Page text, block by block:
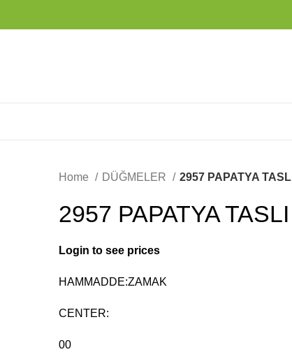
Home DÜĞMELER 2957 PAPATYA TASLI
2957 PAPATYA TASLI
Login to see prices
HAMMADDE:ZAMAK
CENTER:
00